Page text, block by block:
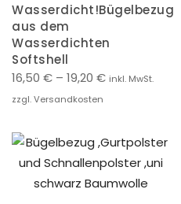
Wasserdicht!Bügelbezug
aus dem
Wasserdichten
Softshell
16,50 € – 19,20 € inkl. MwSt.
zzgl. Versandkosten